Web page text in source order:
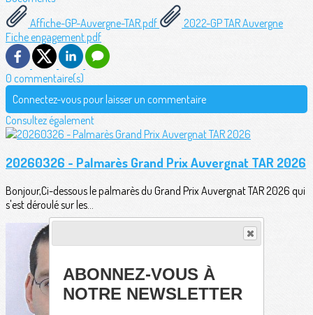
Affiche-GP-Auvergne-TAR.pdf
2022-GP TAR Auvergne
Fiche engagement.pdf
0 commentaire(s)
Connectez-vous pour laisser un commentaire
Consultez également
20260326 - Palmarès Grand Prix Auvergnat TAR 2026
Bonjour,Ci-dessous le palmarès du Grand Prix Auvergnat TAR 2026 qui
s'est déroulé sur les...
ABONNEZ-VOUS À
NOTRE NEWSLETTER